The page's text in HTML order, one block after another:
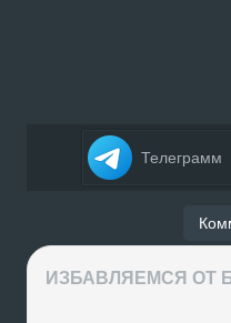
Телеграмм